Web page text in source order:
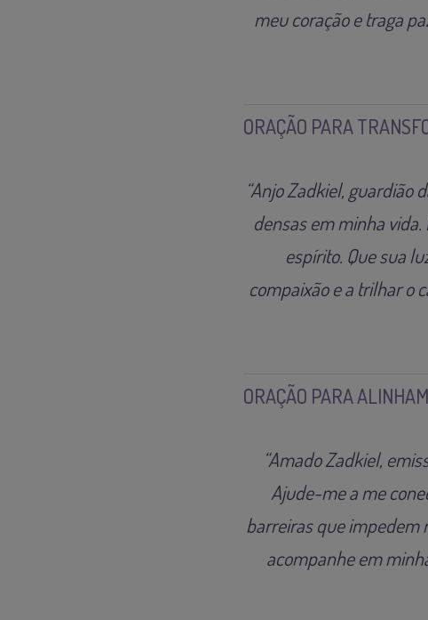
meu coração e traga
ORAÇÃO PARA
“Anjo Zadkiel,
densas em minha
espírito. Que sua
compaixão e a trilhar o
ORAÇÃO PARA
“Amado Zadkiel,
Ajude-me a me
barreiras que impedem
acompanhe em